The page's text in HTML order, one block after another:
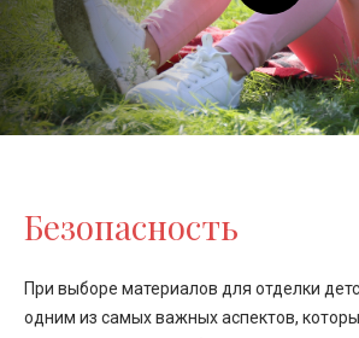
Безопасность
При выборе материалов для отделки
одним из самых важных аспектов,